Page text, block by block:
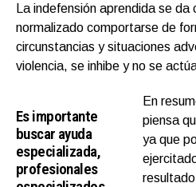
La indefensión aprendida se da
normalizado comportarse de
circunstancias y situaciones
violencia, se inhibe y no se
Es importante
buscar ayuda
especializada,
profesionales
En
piensa
ya que